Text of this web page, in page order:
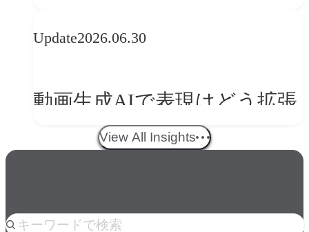
ークフロー設計と「ノイズと
Update2026.06.30
動画生成AIで表現はどう拡張
する？映像ディレクター橋本
View All Insights
人気のkeyword